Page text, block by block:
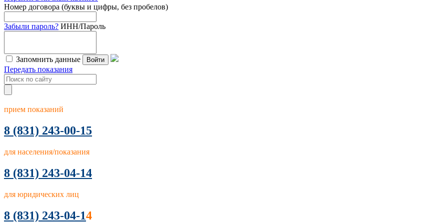
Номер договора (буквы и цифры, без пробелов)
Забыли пароль? ИНН/Пароль
Запомнить данные Войти
Передать показания
прием показаний
8 (831) 243-00-15
для населения/показания
8 (831) 243-04-14
для юридических лиц
8 (831) 243-04-14